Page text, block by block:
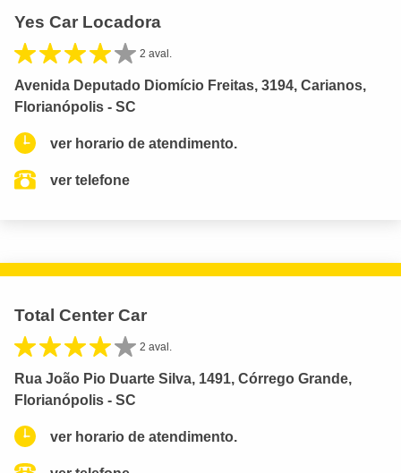
Yes Car Locadora
2 aval.
Avenida Deputado Diomício Freitas, 3194, Carianos,
Florianópolis - SC
ver horario de atendimento.
ver telefone
Total Center Car
2 aval.
Rua João Pio Duarte Silva, 1491, Córrego Grande,
Florianópolis - SC
ver horario de atendimento.